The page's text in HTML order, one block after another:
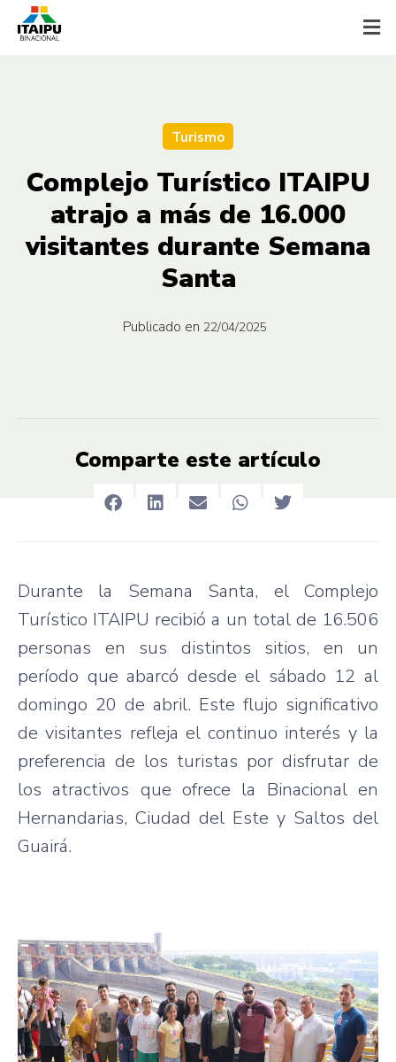
Turismo
Complejo Turístico ITAIPU
atrajo a más de 16.000
visitantes durante Semana
Santa
Publicado en 22/04/2025
Comparte este artículo
Durante la Semana Santa, el Complejo
Turístico ITAIPU recibió a un total de 16.506
personas en sus distintos sitios, en un
período que abarcó desde el sábado 12 al
domingo 20 de abril. Este flujo significativo
de visitantes refleja el continuo interés y la
preferencia de los turistas por disfrutar de
los atractivos que ofrece la Binacional en
Hernandarias, Ciudad del Este y Saltos del
Guairá.